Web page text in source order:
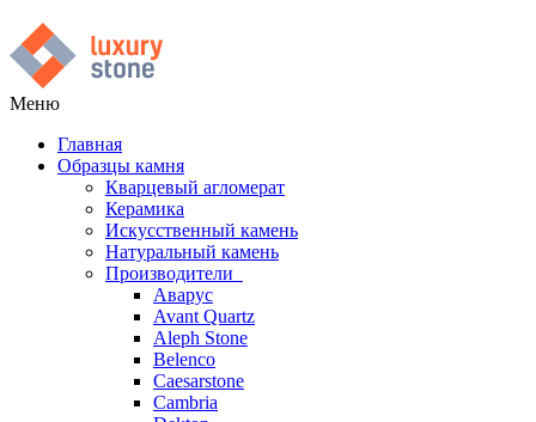
Меню
Главная
Образцы камня
Кварцевый агломерат
Керамика
Искусственный камень
Натуральный камень
Производители
Аварус
Avant Quartz
Aleph Stone
Belenco
Caesarstone
Cambria